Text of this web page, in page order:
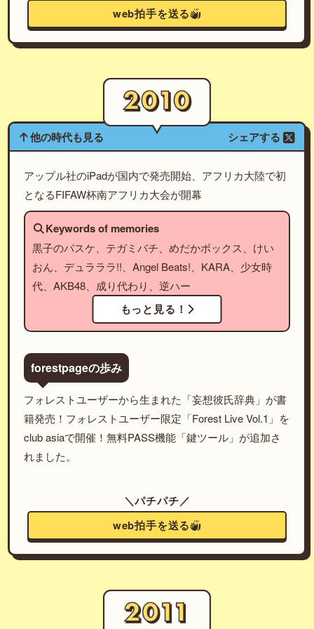
web拍手を送る
他の時代も見る シェアする
アップル社のiPadが国内で発売開始、アフリカ大陸で初
となるFIFAW杯南アフリカ大会が開幕
Keywords of memories
黒子のバスケ、テガミバチ、めだかボックス、けい
おん、デュラララ!!、Angel Beats!、KARA、少女時
代、AKB48、成り代わり、逆ハー
もっと見る！
forestpageの歩み
フォレストユーザーから生まれた「妄想彼氏辞典」が書
籍発売！フォレストユーザー限定「Forest Live Vol.1」を
club asiaで開催！無料PASS機能「鍵ツール」が追加さ
れました。
＼パチパチ／
web拍手を送る